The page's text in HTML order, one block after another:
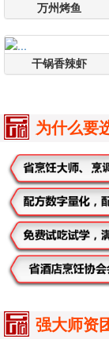
万州烤鱼
干锅香辣虾
为什么要
强大师资